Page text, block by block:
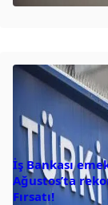
İş Bankası
Ağustos’ta
Fırsatı!